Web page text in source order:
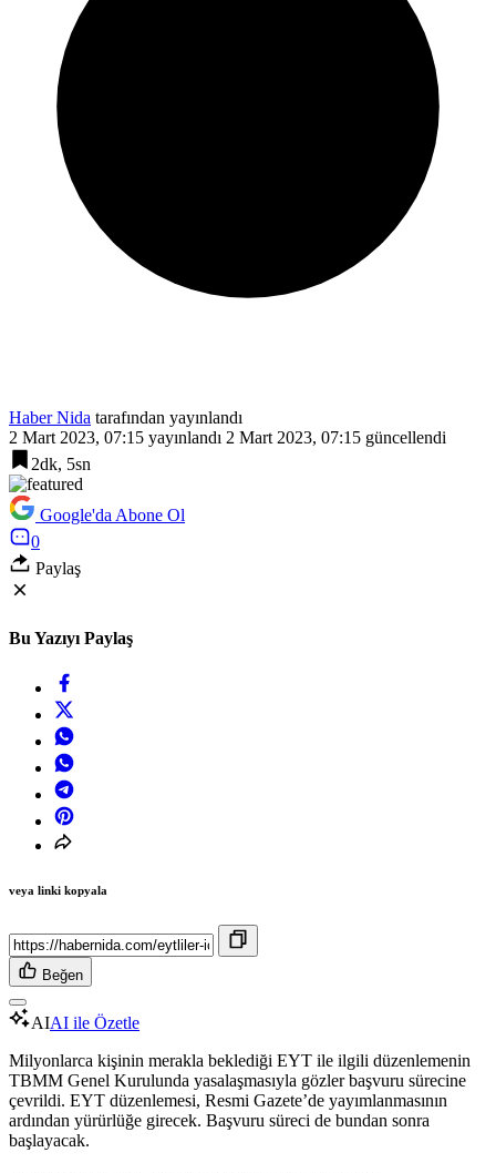
Haber Nida tarafından yayınlandı
2 Mart 2023, 07:15 yayınlandı 2 Mart 2023, 07:15 güncellendi
2dk, 5sn
Google'da Abone Ol
0
Paylaş
Bu Yazıyı Paylaş
veya linki kopyala
Beğen
AIAI ile Özetle
Milyonlarca kişinin merakla beklediği EYT ile ilgili düzenlemenin
TBMM Genel Kurulunda yasalaşmasıyla gözler başvuru sürecine
çevrildi. EYT düzenlemesi, Resmi Gazete’de yayımlanmasının
ardından yürürlüğe girecek. Başvuru süreci de bundan sonra
başlayacak.